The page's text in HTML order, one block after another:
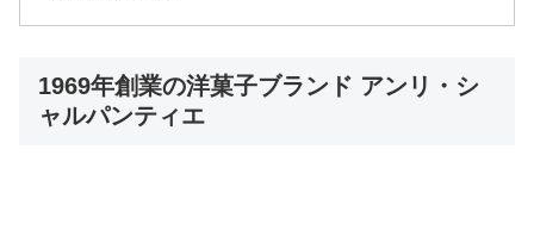
1969年創業の洋菓子ブランド アンリ・シ
ャルパンティエ